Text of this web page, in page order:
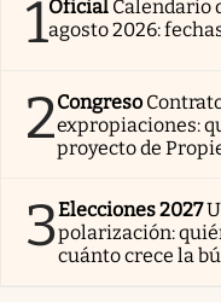
1Oficial Calendario
agosto 2026:
2Congreso
expropiaciones:
proyecto de
3Elecciones 2027
polarización:
cuánto crece la